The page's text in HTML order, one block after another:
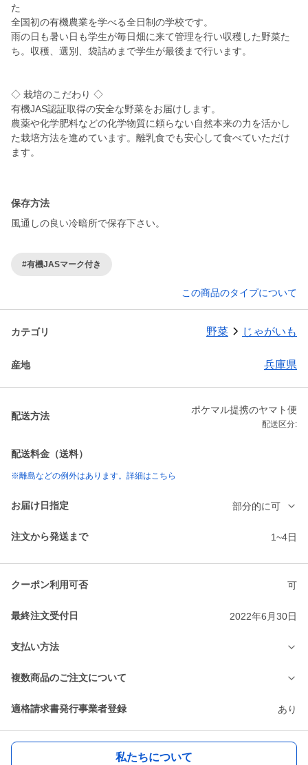
た
全国初の有機農業を学べる全日制の学校です。
雨の日も暑い日も学生が毎日畑に来て管理を行い収穫した野菜た
ち。収穫、選別、袋詰めまで学生が最後まで行います。
◇ 栽培のこだわり ◇
有機JAS認証取得の安全な野菜をお届けします。
農薬や化学肥料などの化学物質に頼らない自然本来の力を活かし
た栽培方法を進めています。離乳食でも安心して食べていただけ
ます。
保存方法
風通しの良い冷暗所で保存下さい。
#有機JASマーク付き
この商品のタイプについて
カテゴリ 野菜 じゃがいも
産地 兵庫県
配送方法
ポケマル提携のヤマト便
配送区分:
配送料金（送料）
※離島などの例外はあります。詳細はこちら
お届け日指定 部分的に可
注文から発送まで 1~4日
クーポン利用可否 可
最終注文受付日 2022年6月30日
支払い方法
複数商品のご注文について
適格請求書発行事業者登録 あり
私たちについて